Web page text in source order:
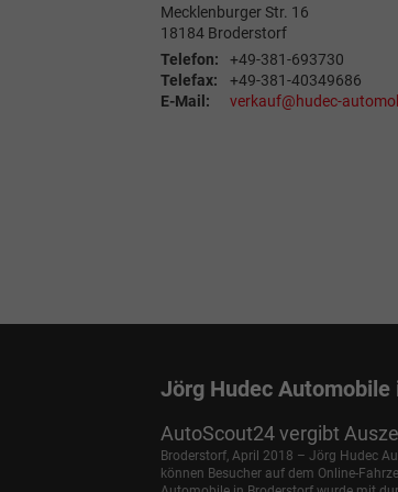
Mecklenburger Str. 16
18184 Broderstorf
Telefon:
+49-381-693730
Telefax:
+49-381-40349686
E-Mail:
verkauf@hudec-
Jörg Hudec
AutoScout24 vergibt
Broderstorf, April 2018 – Jörg Hudec
können Besucher auf dem Online-